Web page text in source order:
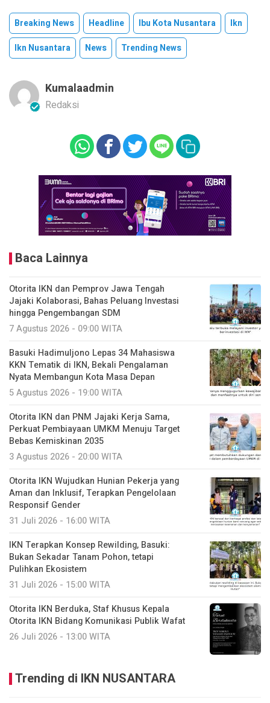
Breaking News Headline Ibu Kota Nusantara
Ikn
Ikn Nusantara
News Trending News
Kumalaadmin
Redaksi
Baca Lainnya
Otorita IKN dan Pemprov Jawa Tengah
Jajaki Kolaborasi, Bahas Peluang Investasi
hingga Pengembangan SDM
7 Agustus 2026 - 09:00 WITA
Basuki Hadimuljono Lepas 34 Mahasiswa
KKN Tematik di IKN, Bekali Pengalaman
Nyata Membangun Kota Masa Depan
5 Agustus 2026 - 19:00 WITA
Otorita IKN dan PNM Jajaki Kerja Sama,
Perkuat Pembiayaan UMKM Menuju Target
Bebas Kemiskinan 2035
3 Agustus 2026 - 20:00 WITA
Otorita IKN Wujudkan Hunian Pekerja yang
Aman dan Inklusif, Terapkan Pengelolaan
Responsif Gender
31 Juli 2026 - 16:00 WITA
IKN Terapkan Konsep Rewilding, Basuki:
Bukan Sekadar Tanam Pohon, tetapi
Pulihkan Ekosistem
31 Juli 2026 - 15:00 WITA
Otorita IKN Berduka, Staf Khusus Kepala
Otorita IKN Bidang Komunikasi Publik Wafat
26 Juli 2026 - 13:00 WITA
Trending di IKN NUSANTARA